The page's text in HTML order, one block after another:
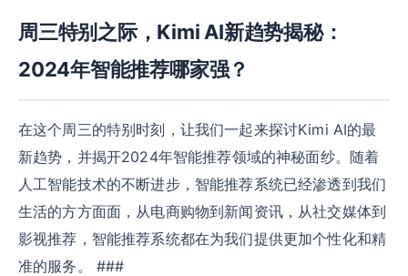
周三特别之际，Kimi AI新趋势揭秘：
2024年智能推荐哪家强？
在这个周三的特别时刻，让我们一起来探讨Kimi AI的最
新趋势，并揭开2024年智能推荐领域的神秘面纱。随着
人工智能技术的不断进步，智能推荐系统已经渗透到我们
生活的方方面面，从电商购物到新闻资讯，从社交媒体到
影视推荐，智能推荐系统都在为我们提供更加个性化和精
准的服务。 ###